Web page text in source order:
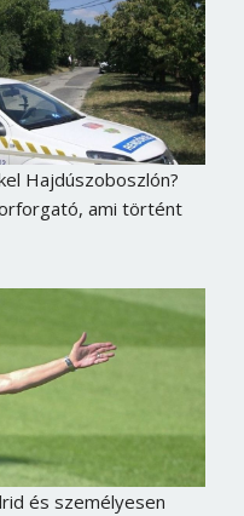
Hajdúszoboszlón?
ami történt
és személyesen